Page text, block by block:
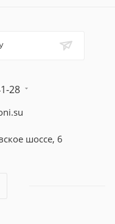
28
шоссе, 6